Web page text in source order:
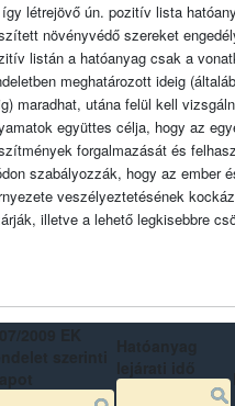
létrejövő ún. pozitív lista
növényvédő szereket
listán a hatóanyag csak a
meghatározott ideig
maradhat, utána felül kell
együttes célja, hogy az
forgalmazását és
szabályozzák, hogy az ember
veszélyeztetésének
illetve a lehető legkisebbre